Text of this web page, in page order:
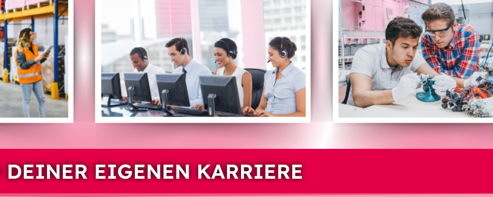
DEINER EIGENEN KARRIERE